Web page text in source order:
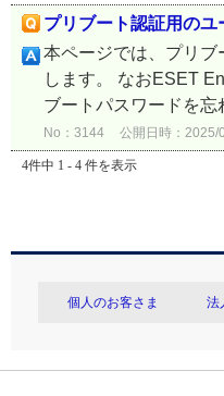
プリブート認証用の
本ページでは、プリ
します。 なおESET
ブートパスワードを
No：3144 公開日時：2025/
4件中 1 - 4 件を表示
個人のお客さま 法